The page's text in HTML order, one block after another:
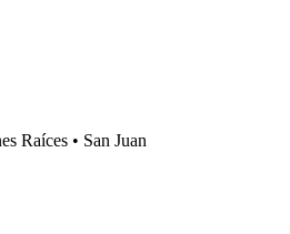
Raíces • San Juan